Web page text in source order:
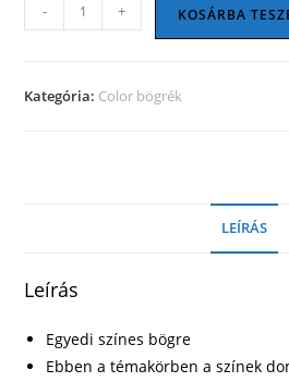
bögre
mennyiség
- + KOSÁRBA
Kategória: Color bögrék
LEÍRÁS
Leírás
Egyedi színes bögre
Ebben a témakörben a színek